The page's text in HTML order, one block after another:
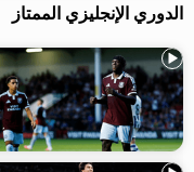
الدوري الإنجليزي الممتاز